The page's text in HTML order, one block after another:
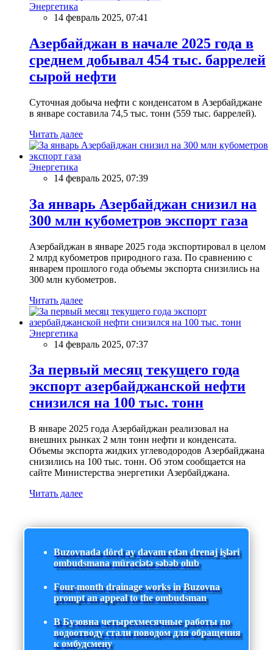
Энергетика
14 февраль 2025, 07:41
Азербайджан в начале 2025 года в
среднем добывал 454 тыс. баррелей
сырой нефти
Суточная добыча нефти с конденсатом в Азербайджане
в январе составила 74,5 тыс. тонн (559 тыс. баррелей).
Читать далее
Энергетика
14 февраль 2025, 07:39
За январь Азербайджан снизил на
300 млн кубометров экспорт газа
Азербайджан в январе 2025 года экспортировал в целом
2 млрд кубометров природного газа. По сравнению с
январем прошлого года объемы экспорта снизились на
300 млн кубометров.
Читать далее
Энергетика
14 февраль 2025, 07:37
За первый месяц текущего года
экспорт азербайджанской нефти
снизился на 100 тыс. тонн
В январе 2025 года Азербайджан реализовал на
внешних рынках 2 млн тонн нефти и конденсата.
Объемы экспорта жидких углеводородов Азербайджана
снизились на 100 тыс. тонн. Об этом сообщается на
сайте Министерства энергетики Азербайджана.
Читать далее
Buzovnada dörd ay davam edən drenaj işləri
ombudsmana müraciətə səbəb olub
Four-month drainage works in Buzovna
prompt an appeal to the ombudsman
В Бузовна четырехмесячные работы по
водоотводу стали поводом для обращения
к омбудсмену